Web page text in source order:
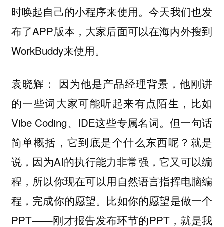
时唤起自己的小程序来使用。今天我们也发
布了APP版本，大家后面可以在海内外搜到
WorkBuddy来使用。
袁晓辉：
因为他是产品经理背景，他刚讲
的一些词大家可能听起来有点陌生，比如
Vibe Coding、IDE这些专属名词。但一句话
简单概括，它到底是个什么东西呢？就是
说，因为AI的执行能力非常强，它又可以编
程，所以你现在可以用自然语言指挥电脑编
程，完成你的愿望。比如你的愿望是做一个
PPT——刚才报告发布环节的PPT，就是我